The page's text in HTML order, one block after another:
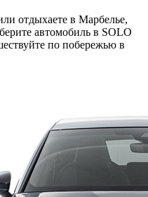
отдыхаете в Марбелье,
автомобиль в SOLO
по побережью в